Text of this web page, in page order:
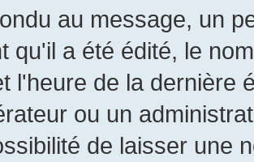
au message, un
qu'il a été édité, le
l'heure de la dernière
ou un
de laisser une